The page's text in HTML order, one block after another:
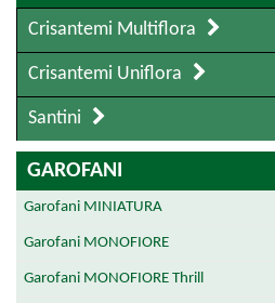
Crisantemi Multiflora
Crisantemi Uniflora
Santini
GAROFANI
Garofani MINIATURA
Garofani MONOFIORE
Garofani MONOFIORE Thrill